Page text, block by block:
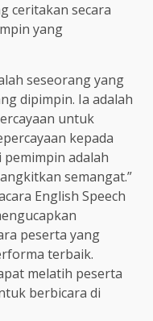
ceritakan secara
yang
seseorang yang
dipimpin. Ia adalah
untuk
kepada
pemimpin adalah
semangat.”
English Speech
peserta yang
terbaik.
melatih peserta
berbicara di